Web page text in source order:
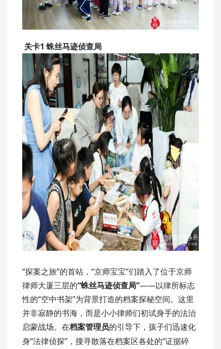
关卡1 蛛丝马迹侦查局
“探案之旅”的首站，“京师宝宝”们踏入了位于京师
律师大厦三层的“蛛丝马迹侦查局”——以律所标志
性的“空中书架”为背景打造的档案探秘空间。这里
并非寂静的书海，而是小小律师们初试身手的法治
启蒙战场。在档案管理员的引导下，孩子们迅速化
身“法律侦探”，搜寻散落在档案区各处的“证据碎